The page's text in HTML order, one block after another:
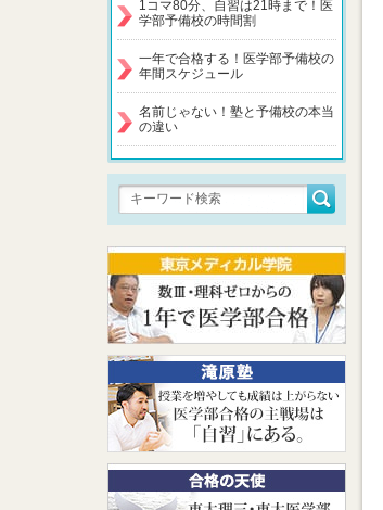
1コマ80分、自習は21時まで！医
学部予備校の時間割
一年で合格する！医学部予備校の
年間スケジュール
名前じゃない！塾と予備校の本当
の違い